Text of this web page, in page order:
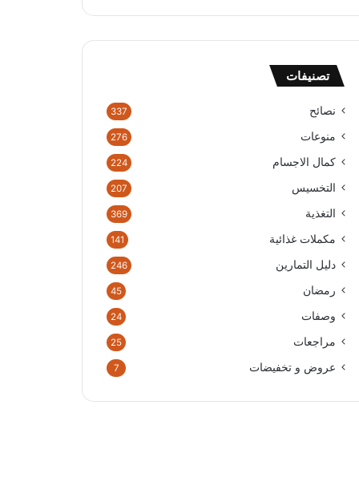
تصنيفات
نصائح 337
منوعات 276
كمال الاجسام 224
التخسيس 207
التغذية 369
مكملات غذائية 141
دليل التمارين 246
رمضان 45
وصفات 24
مراجعات 25
عروض و تخفيضات 7